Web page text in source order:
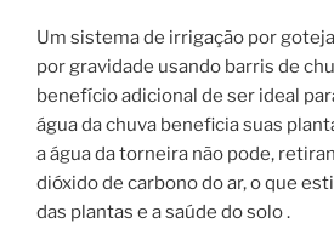
Um sistema de irrigação por
por gravidade usando barris de
benefício adicional de ser ideal
água da chuva beneficia suas
a água da torneira não pode,
dióxido de carbono do ar, o que
das plantas e a saúde do solo .